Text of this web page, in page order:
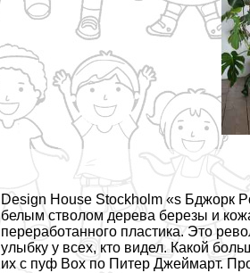
Design House Stockholm «s Бджорк
белым стволом дерева березы и
переработанного пластика. Это
улыбку у всех, кто видел. Какой
их с пуф Box по Питер Джеймарт.